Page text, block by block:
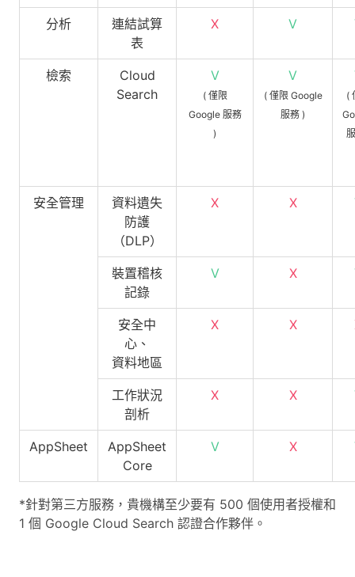
分析
連結試算
表
X V
檢索
Cloud
Search
V
( 僅限
Google 服務
)
V
( 僅限 Google
服務 )
(
安全管理
資料遺失
防護
（DLP）
X X
裝置稽核
記錄
V X
安全中
心、
資料地區
X X
工作狀況
剖析
X X
AppSheet
AppSheet
Core
V X
*針對第三方服務，貴機構至少要有 500 個使用者授權和
1 個 Google Cloud Search 認證合作夥伴。